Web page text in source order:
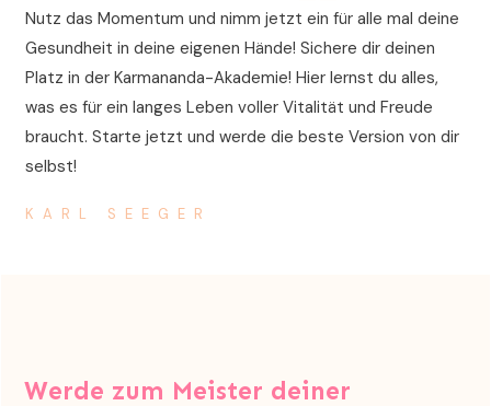
Nutz das Momentum und nimm jetzt ein für alle mal deine
Gesundheit in deine eigenen Hände! Sichere dir deinen
Platz in der Karmananda-Akademie! Hier lernst du alles,
was es für ein langes Leben voller Vitalität und Freude
braucht. Starte jetzt und werde die beste Version von dir
selbst!
KARL SEEGER
Werde zum Meister deiner